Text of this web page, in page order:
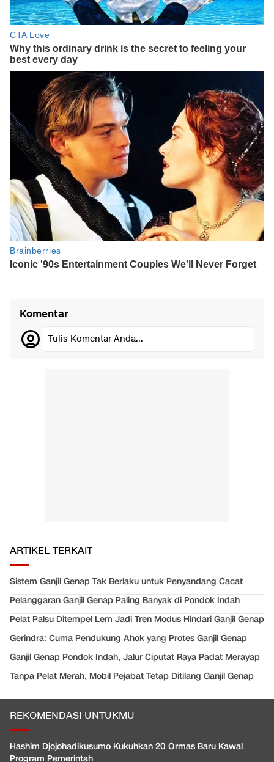
Komentar
Tulis Komentar Anda...
ARTIKEL TERKAIT
Sistem Ganjil Genap Tak Berlaku untuk Penyandang Cacat
Pelanggaran Ganjil Genap Paling Banyak di Pondok Indah
Pelat Palsu Ditempel Lem Jadi Tren Modus Hindari Ganjil Genap
Gerindra: Cuma Pendukung Ahok yang Protes Ganjil Genap
Ganjil Genap Pondok Indah, Jalur Ciputat Raya Padat Merayap
Tanpa Pelat Merah, Mobil Pejabat Tetap Ditilang Ganjil Genap
REKOMENDASI UNTUKMU
Hashim Djojohadikusumo Kukuhkan 20 Ormas Baru Kawal
Program Pemerintah